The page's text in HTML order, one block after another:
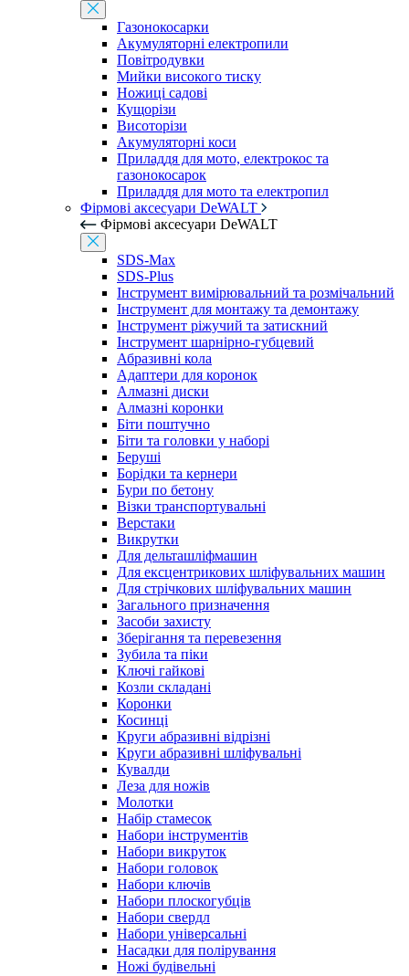
Газонокосарки
Акумуляторні електропили
Повітродувки
Мийки високого тиску
Ножиці садові
Кущорізи
Висоторізи
Акумуляторні коси
Приладдя для мото, електрокос та
газонокосарок
Приладдя для мото та електропил
Фірмові аксесуари DeWALT
Фірмові аксесуари DeWALT
SDS-Max
SDS-Plus
Інструмент вимірювальний та розмічальний
Інструмент для монтажу та демонтажу
Інструмент ріжучий та затискний
Інструмент шарнірно-губцевий
Абразивні кола
Адаптери для коронок
Алмазні диски
Алмазні коронки
Біти поштучно
Біти та головки у наборі
Беруші
Борідки та кернери
Бури по бетону
Візки транспортувальні
Верстаки
Викрутки
Для дельташліфмашин
Для ексцентрикових шліфувальних машин
Для стрічкових шліфувальних машин
Загального призначення
Засоби захисту
Зберігання та перевезення
Зубила та піки
Ключі гайкові
Козли складані
Коронки
Косинці
Круги абразивні відрізні
Круги абразивні шліфувальні
Кувалди
Леза для ножів
Молотки
Набір стамесок
Набори інструментів
Набори викруток
Набори головок
Набори ключів
Набори плоскогубців
Набори свердл
Набори універсальні
Насадки для полірування
Ножі будівельні